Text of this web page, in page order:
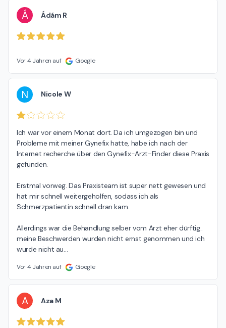
Á Ádám R
Vor 4 Jahren auf Google
N Nicole W
Ich war vor einem Monat dort. Da ich umgezogen bin und
Probleme mit meiner Gynefix hatte, habe ich nach der
Internet recherche über den Gynefix-Arzt-Finder diese Praxis
gefunden.
Erstmal vorweg. Das Praxisteam ist super nett gewesen und
hat mir schnell weitergeholfen, sodass ich als
Schmerzpatientin schnell dran kam.
Allerdings war die Behandlung selber vom Arzt eher dürftig..
meine Beschwerden wurden nicht ernst genommen und ich
wurde nicht au…
Vor 4 Jahren auf Google
A Aza M